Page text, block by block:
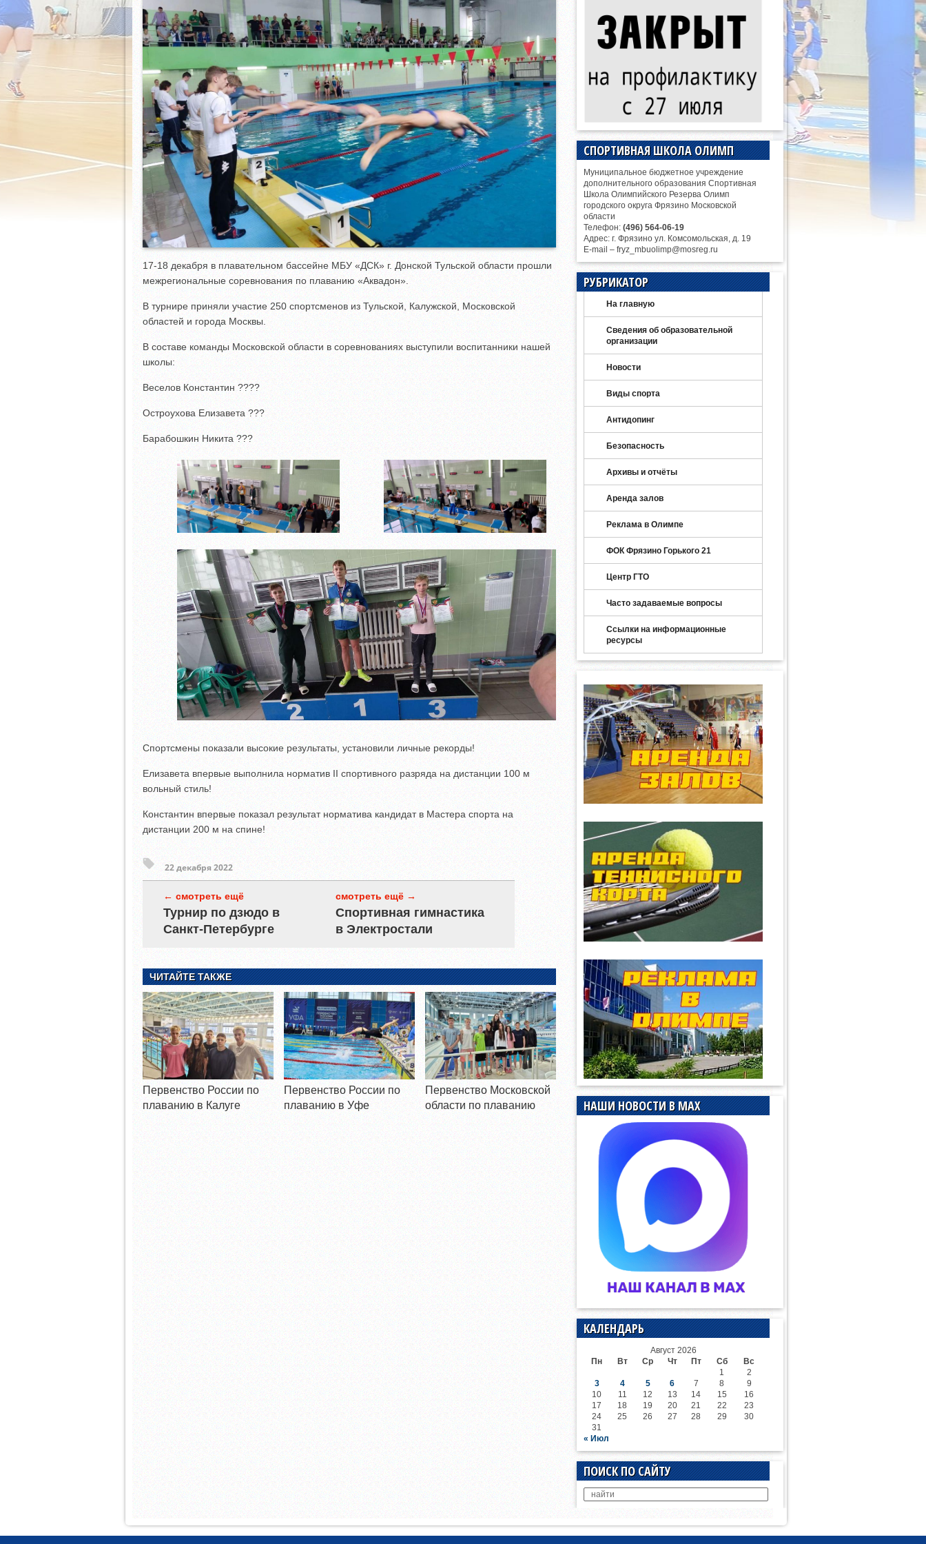
17-18 декабря в плавательном бассейне МБУ «ДСК» г. Донской Тульской области прошли
межрегиональные соревнования по плаванию «Аквадон».
В турнире приняли участие 250 спортсменов из Тульской, Калужской, Московской
областей и города Москвы.
В составе команды Московской области в соревнованиях выступили воспитанники нашей
школы:
Веселов Константин ????
Остроухова Елизавета ???
Барабошкин Никита ???
Спортсмены показали высокие результаты, установили личные рекорды!
Елизавета впервые выполнила норматив II спортивного разряда на дистанции 100 м
вольный стиль!
Константин впервые показал результат норматива кандидат в Мастера спорта на
дистанции 200 м на спине!
22 декабря 2022
← смотреть ещё
Турнир по дзюдо в
Санкт-Петербурге
смотреть ещё →
Спортивная гимнастика
в Электростали
ЧИТАЙТЕ ТАКЖЕ
Первенство России по
плаванию в Калуге
Первенство России по
плаванию в Уфе
Первенство Московской
области по плаванию
СПОРТИВНАЯ ШКОЛА ОЛИМП
Муниципальное бюджетное учреждение
дополнительного образования Спортивная
Школа Олимпийского Резерва Олимп
городского округа Фрязино Московской
области
Телефон: (496) 564-06-19
Адрес: г. Фрязино ул. Комсомольская, д. 19
E-mail – fryz_mbuolimp@mosreg.ru
РУБРИКАТОР
На главную
Сведения об образовательной
организации
Новости
Виды спорта
Антидопинг
Безопасность
Архивы и отчёты
Аренда залов
Реклама в Олимпе
ФОК Фрязино Горького 21
Центр ГТО
Часто задаваемые вопросы
Ссылки на информационные
ресурсы
НАШИ НОВОСТИ В MAX
КАЛЕНДАРЬ
Август 2026
Пн
Вт Ср Чт Пт Сб
Вс
1
2
3
4 5 6 7 8
9
10
11 12 13 14 15
16
17
18 19 20 21 22
23
24
25 26 27 28 29
30
31
« Июл
ПОИСК ПО САЙТУ